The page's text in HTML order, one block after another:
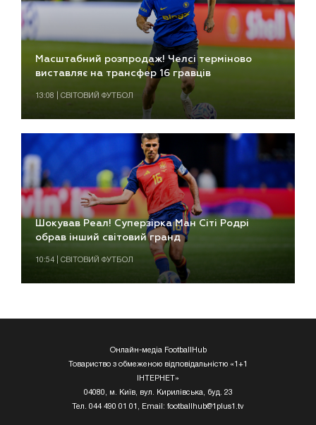
Масштабний розпродаж! Челсі терміново
виставляє на трансфер 16 гравців
13:08 | СВІТОВИЙ ФУТБОЛ
Шокував Реал! Суперзірка Ман Сіті Родрі
обрав інший світовий гранд
10:54 | СВІТОВИЙ ФУТБОЛ
Онлайн-медіа FootballHub
Товариство з обмеженою відповідальністю «1+1
ІНТЕРНЕТ»
04080, м. Київ, вул. Кирилівська, буд. 23
Тел. 044 490 01 01, Email: footballhub@1plus1.tv